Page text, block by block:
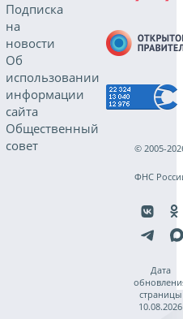
Подписка
на
новости
Об
использовании
информации
сайта
Общественный
совет
© 2005-
ФНС
Дата
страницы
10.08.2026